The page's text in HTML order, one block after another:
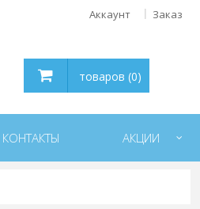
Аккаунт Заказ
товаров (0)
КОНТАКТЫ АКЦИИ